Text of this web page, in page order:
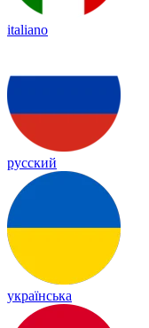
italiano
русский
українська